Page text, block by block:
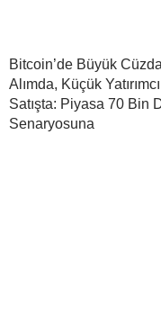
Bitcoin’de Büyük
Alımda, Küçük Yatırımcı
Satışta: Piyasa 70 Bin
Senaryosuna